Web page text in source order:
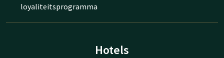
loyaliteitsprogramma
Hotels